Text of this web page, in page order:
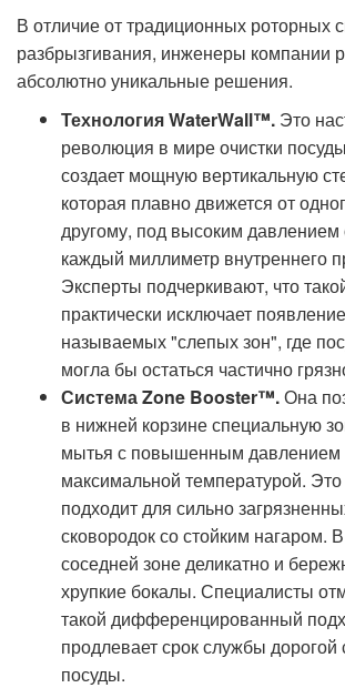
В отличие от традиционных роторных
разбрызгивания, инженеры компании
абсолютно уникальные решения.
Технология WaterWall™. Это
революция в мире очистки
создает мощную вертикальную
которая плавно движется от
другому, под высоким давлением
каждый миллиметр внутреннего
Эксперты подчеркивают, что
практически исключает
называемых "слепых зон", где
могла бы остаться частично
Система Zone Booster™.Она
в нижней корзине специальную
мытья с повышенным давлением
максимальной температурой.
подходит для сильно
сковородок со стойким нагаром.
соседней зоне деликатно и
хрупкие бокалы. Специалисты
такой дифференцированный
продлевает срок службы дорогой
посуды.